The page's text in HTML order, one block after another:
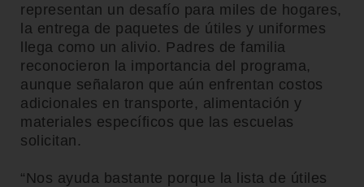
representan un desafío para miles de hogares,
la entrega de paquetes de útiles y uniformes
llega como un alivio. Padres de familia
reconocieron la importancia del programa,
aunque señalaron que aún enfrentan costos
adicionales en transporte, alimentación y
materiales específicos que las escuelas
solicitan.
“Nos ayuda bastante porque la lista de útiles